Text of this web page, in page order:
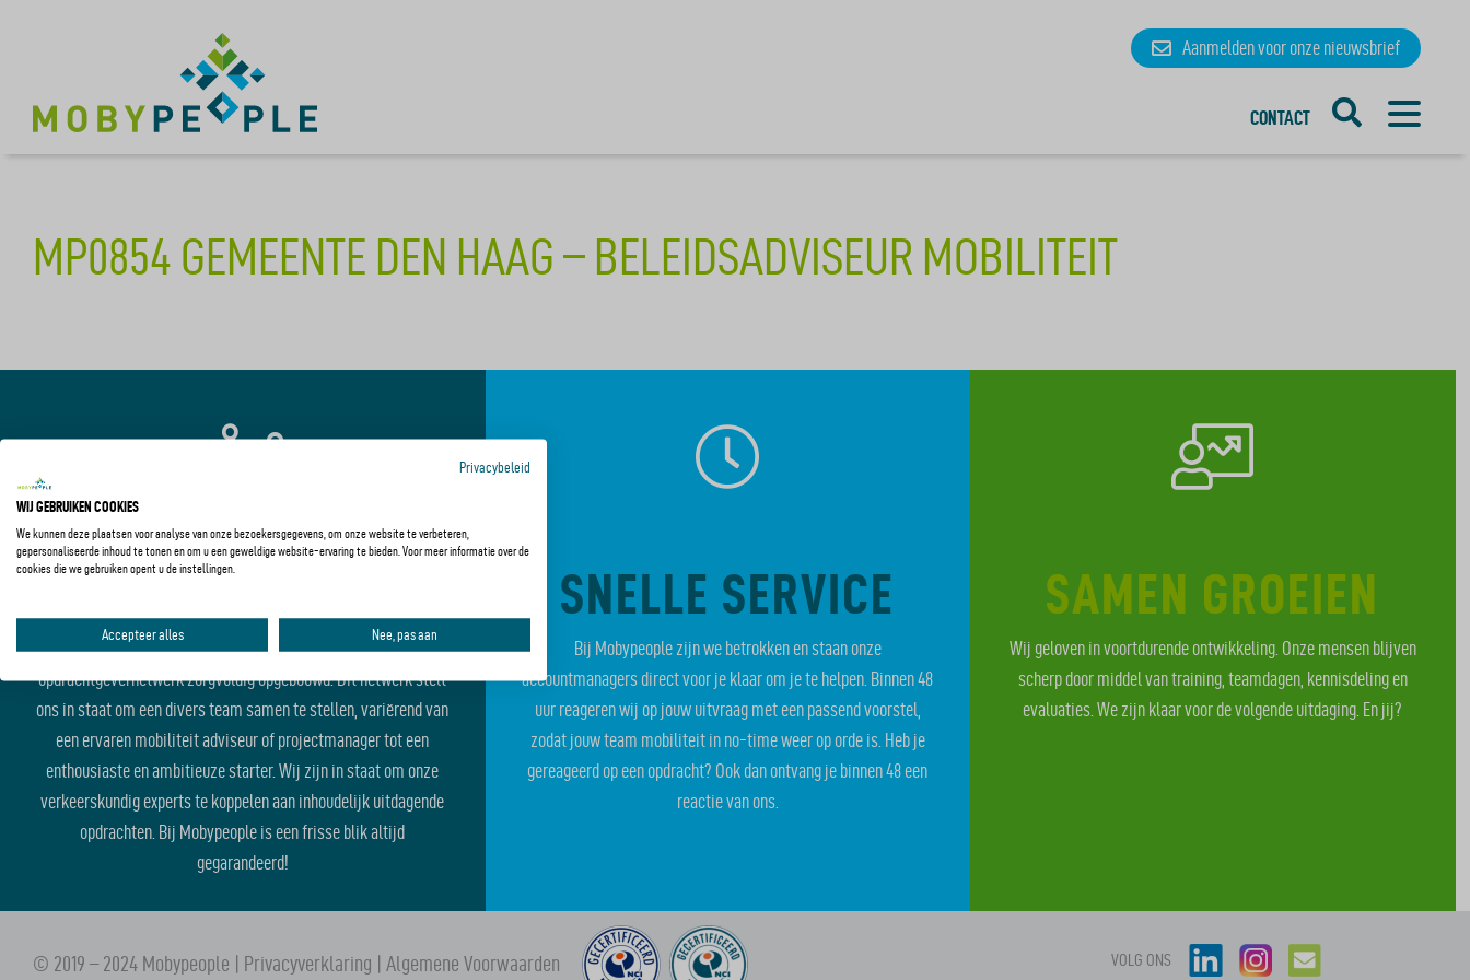
Aanmeldenvoor onze nieuwsbrief
CONTACT
MP0854 GEMEENTE DEN HAAG – BELEIDSADVISEUR MOBILITEIT
GROOT NETWERK
Met trots hebben we de afgelopen 25 jaar ons kandidaten- en
opdrachtgevernetwerk zorgvuldig opgebouwd. Dit netwerk stelt
ons in staat om een divers team samen te stellen, variërend van
een ervaren mobiliteit adviseur of projectmanager tot een
enthousiaste en ambitieuze starter. Wij zijn in staat om onze
verkeerskundig experts te koppelen aan inhoudelijk uitdagende
opdrachten. Bij Mobypeople is een frisse blik altijd
gegarandeerd!
SNELLE SERVICE
Bij Mobypeople zijn we betrokken en staan onze
accountmanagers direct voor je klaar om je te helpen. Binnen 48
uur reageren wij op jouw uitvraag met een passend voorstel,
zodat jouw team mobiliteit in no-time weer op orde is. Heb je
gereageerd op een opdracht? Ook dan ontvang je binnen 48 een
reactie van ons.
SAMEN GROEIEN
Wij geloven in voortdurende ontwikkeling. Onze mensen blijven
scherp door middel van training, teamdagen, kennisdeling en
evaluaties. We zijn klaar voor de volgende uitdaging. En jij?
© 2019 – 2024 Mobypeople | Privacyverklaring Algemene Voorwaarden VOLG ONS
Privacybeleid
WIJ GEBRUIKEN COOKIES
We kunnen deze plaatsen voor analyse van onze bezoekersgegevens, om onze website te verbeteren,
gepersonaliseerde inhoud te tonen en om u een geweldige website-ervaring te bieden. Voor meer informatie over de
cookies die we gebruiken opent u de instellingen.
Accepteer alles Nee, pas aan